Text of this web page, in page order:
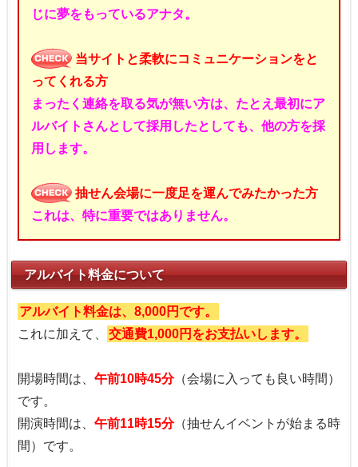
じに夢をもっているアナタ。
当サイトと柔軟にコミュニケーションをと
ってくれる方
まったく連絡を取る気が無い方は、たとえ最初にア
ルバイトさんとして採用したとしても、他の方を採
用します。
抽せん会場に一度足を運んでみたかった方
これは、特に重要ではありません。
アルバイト料金について
アルバイト料金は、8,000円です。
これに加えて、
交通費1,000円をお支払いします。
開場時間は、 午前10時45分（会場に入っても良い時間）
です。
開演時間は、 午前11時15分（抽せんイベントが始まる時
間）です。